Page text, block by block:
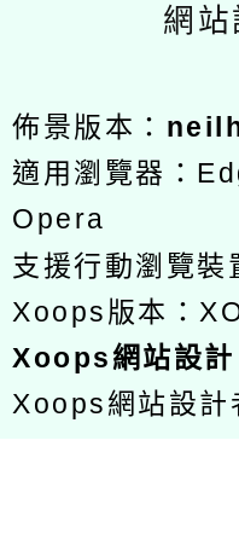
網
佈景版本：
適用瀏覽器：
Opera
支援行動瀏覽裝
Xoops版本：
Xoops網站設計
Xoops網站設計